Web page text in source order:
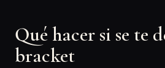
Qué hacer si se te
bracket